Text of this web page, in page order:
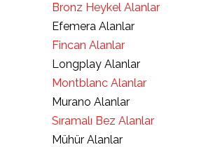
Bronz Heykel Alanlar
Efemera Alanlar
Fincan Alanlar
Longplay Alanlar
Montblanc Alanlar
Murano Alanlar
Sıramalı Bez Alanlar
Mühür Alanlar